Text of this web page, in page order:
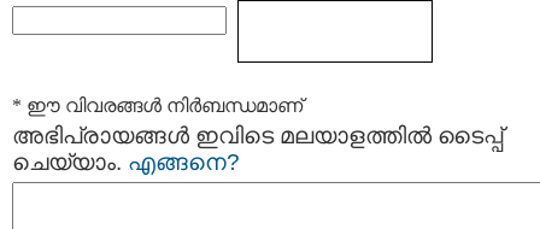
* ഈ വിവരങ്ങള്‍ നിര്‍ബന്ധമാണ്
അഭിപ്രായങ്ങള്‍ ഇവിടെ മലയാളത്തില്‍ ടൈപ്പ്
ചെയ്യാം. എങ്ങനെ?